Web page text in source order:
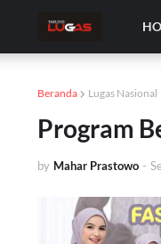
Beranda Lugas Nasional
Program
by Mahar Prastowo -